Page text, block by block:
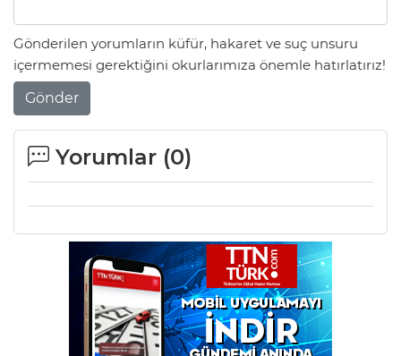
Gönderilen yorumların küfür, hakaret ve suç unsuru
içermemesi gerektiğini okurlarımıza önemle hatırlatırız!
Gönder
Yorumlar (0)